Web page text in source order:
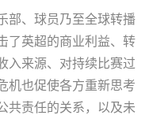
部、球员乃至全球转播
了英超的商业利益、转
入来源、对持续比赛过
机也促使各方重新思考
共责任的关系，以及未